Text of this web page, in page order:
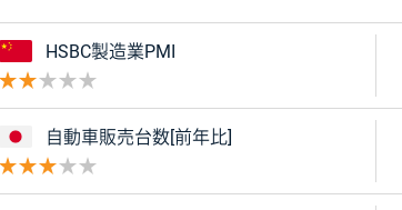
中国
HSBC製造業PMI
日本
自動車販売台数[前年比]